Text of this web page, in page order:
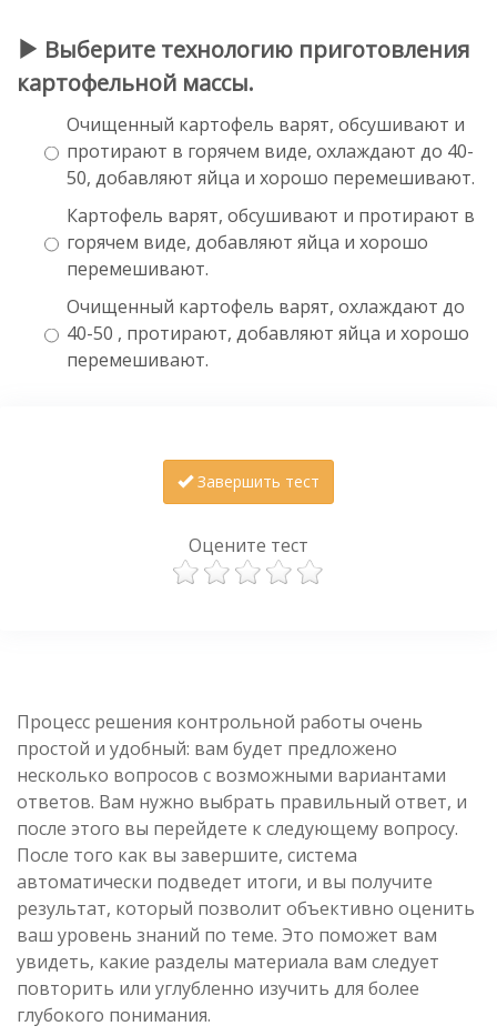
Выберите технологию приготовления
картофельной массы.
Очищенный картофель варят, обсушивают и
протирают в горячем виде, охлаждают до 40-
50, добавляют яйца и хорошо перемешивают.
Картофель варят, обсушивают и протирают в
горячем виде, добавляют яйца и хорошо
перемешивают.
Очищенный картофель варят, охлаждают до
40-50 , протирают, добавляют яйца и хорошо
перемешивают.
Завершить тест
Оцените тест
Процесс решения контрольной работы очень
простой и удобный: вам будет предложено
несколько вопросов с возможными вариантами
ответов. Вам нужно выбрать правильный ответ, и
после этого вы перейдете к следующему вопросу.
После того как вы завершите, система
автоматически подведет итоги, и вы получите
результат, который позволит объективно оценить
ваш уровень знаний по теме. Это поможет вам
увидеть, какие разделы материала вам следует
повторить или углубленно изучить для более
глубокого понимания.